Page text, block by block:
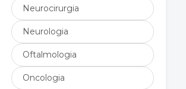
Neurocirurgia
Neurologia
Oftalmologia
Oncologia